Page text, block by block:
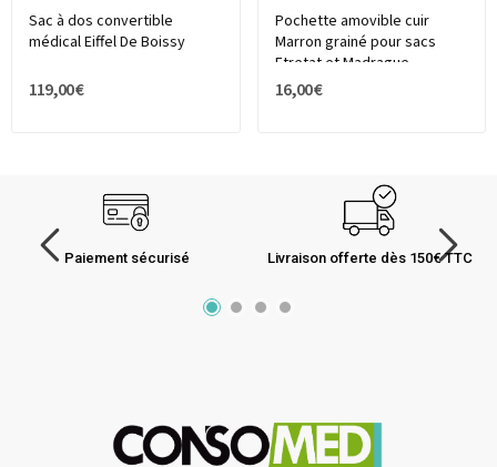
Sac à dos convertible
médical Eiffel De Boissy
119,00 €
Pochette amovible cuir
Marron grainé pour sacs
Etretat et Madrague,...
16,00 €
Paiement sécurisé Livraison offerte dès 150€ TTC